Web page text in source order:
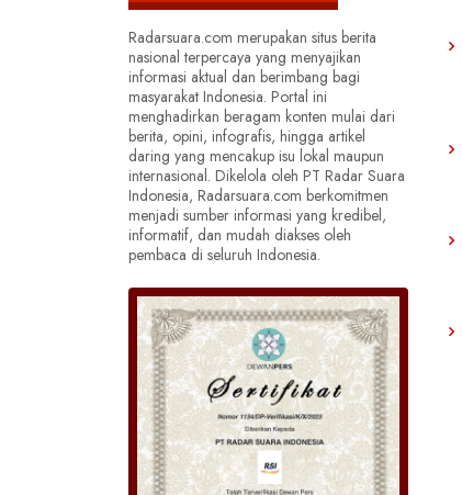
Radarsuara.com merupakan situs berita
nasional terpercaya yang menyajikan
informasi aktual dan berimbang bagi
masyarakat Indonesia. Portal ini
menghadirkan beragam konten mulai dari
berita, opini, infografis, hingga artikel
daring yang mencakup isu lokal maupun
internasional. Dikelola oleh PT Radar Suara
Indonesia, Radarsuara.com berkomitmen
menjadi sumber informasi yang kredibel,
informatif, dan mudah diakses oleh
pembaca di seluruh Indonesia.